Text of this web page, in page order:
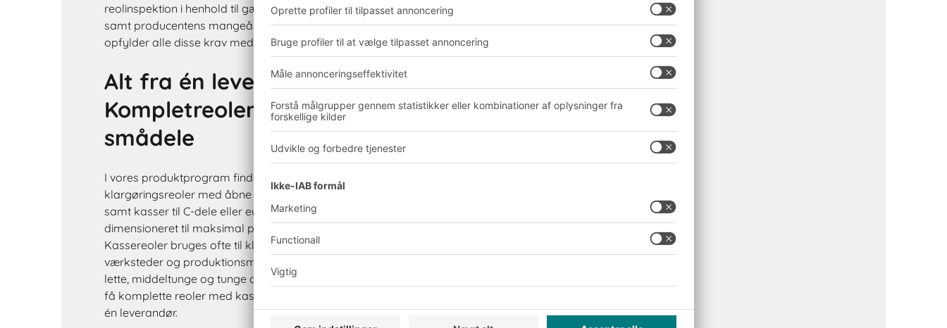
reolinspektion i henhold til gældende love, regler og standarder
samt producentens mangeårige erfaring og certificeringer. BITO
opfylder alle disse krav med bravur.
Alt fra én leverandør:
Kompletreoler med kasser til
smådele
I vores produktprogram finder du også et udvalg af
klargøringsreoler med åbne opbevarings- og plukkekasser
samt kasser til C-dele eller euro-stabelkasser. kasserne er
dimensioneret til maksimal pladsudnyttelse på hylderne.
Kassereoler bruges ofte til klargøring og plukning af smådele i
værksteder og produktionsmiljøer. Reolerne kan håndtere såvel
lette, middeltunge og tunge dele. Fordelen er, at du hos os kan
få komplette reoler med kasser - du behøver kun at kontakte
én leverandør.